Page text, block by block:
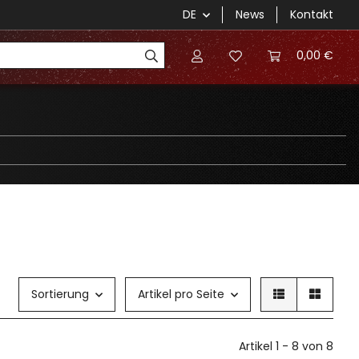
DE News Kontakt
0,00 €
Sortierung Artikel pro Seite
Artikel 1 - 8 von 8